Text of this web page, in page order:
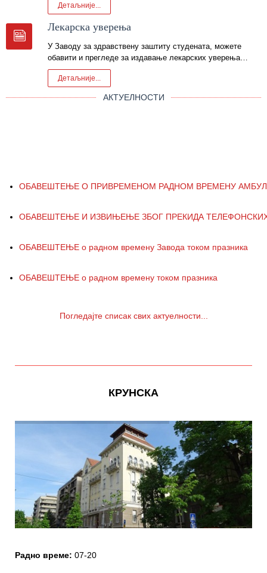
Детаљније...
Лекарска уверења
У Заводу за здравствену заштиту студената, можете
обавити и прегледе за издавање лекарских уверења…
Детаљније...
АКТУЕЛНОСТИ
Погледајте списак свих актуелности...
КРУНСКА
Радно време: 07-20